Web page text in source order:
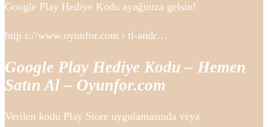
Google Play Hediye Kodu ayağınıza gelsin!
http s://www.oyunfor.com › tl-andr…
Google Play Hediye Kodu – Hemen
Satın Al – Oyunfor.com
Verilen kodu Play Store uygulamasında veya